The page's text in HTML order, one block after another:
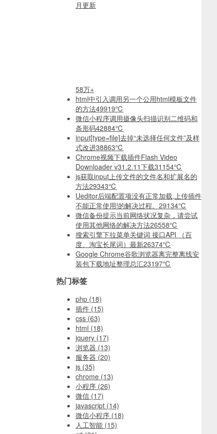
月更新
58万+
html中引入调用另一个公用html模板文件
的方法49919℃
微信小程序调用摄像头扫描识别二维码和
条形码42884℃
input[type=file]去掉“未选择任何文件”及样
式改进38863℃
Chrome视频下载插件Flash Video
Downloader v31.2.11下载31154℃
js获取input上传文件的文件名和扩展名的
方法29343℃
Ueditor后端配置项没有正常加载,上传插件
不能正常使用!的解决过程。 29134℃
微信备份提示当前网络状况复杂，请尝试
使用其他网络的解决方法26558℃
搜索引擎下拉菜单关键词 接口API （百
度、淘宝长尾词）最新26374℃
Google Chrome谷歌浏览器离完整离线安
装包下载地址整理总汇23197℃
热门标签
php (18)
插件 (15)
css (63)
html (18)
jquery (17)
浏览器 (13)
服务器 (20)
js (35)
chrome (13)
小程序 (26)
微信 (17)
javascript (14)
微信小程序 (18)
人工智能 (15)